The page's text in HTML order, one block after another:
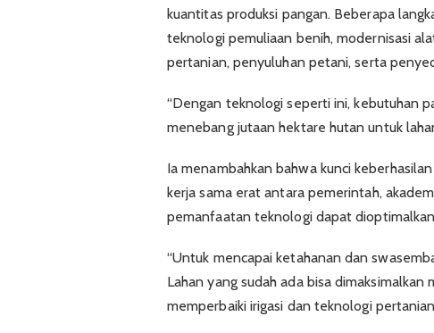
kuantitas produksi pangan. Beberapa
teknologi pemuliaan benih, modernisasi
pertanian, penyuluhan petani, serta
“Dengan teknologi seperti ini, kebutuhan
menebang jutaan hektare hutan untuk
Ia menambahkan bahwa kunci
kerja sama erat antara pemerintah,
pemanfaatan teknologi dapat
“Untuk mencapai ketahanan dan
Lahan yang sudah ada bisa
memperbaiki irigasi dan teknologi